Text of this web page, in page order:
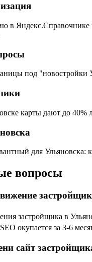
в
под
карты дают до
для
вопросы
застройщика в
окупается за 3-6
сайт